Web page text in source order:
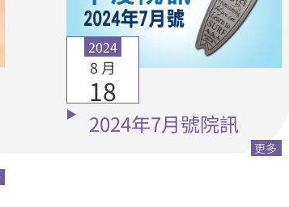
2024
8 月
18
2024年7月號院訊
更多